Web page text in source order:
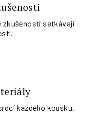
zkušenosti setkávají
každého kousku.